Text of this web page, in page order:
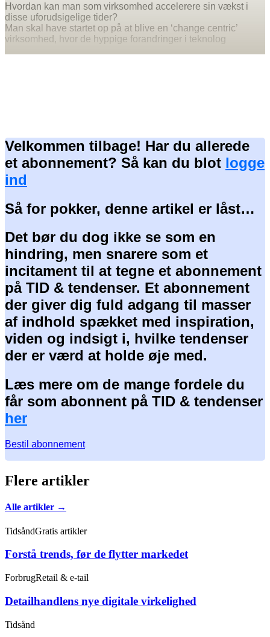
Hvordan kan man som virksomhed accelerere sin vækst i
disse uforudsigelige tider?
Man skal have startet op på at blive en ‘change centric’
virksomhed, hvor de hyppige forandringer i teknolog
Velkommen tilbage! Har du allerede
et abonnement? Så kan du blot logge
ind
Så for pokker, denne artikel er låst…
Det bør du dog ikke se som en
hindring, men snarere som et
incitament til at tegne et abonnement
på TID & tendenser. Et abonnement
der giver dig fuld adgang til masser
af indhold spækket med inspiration,
viden og indsigt i, hvilke tendenser
der er værd at holde øje med.
Læs mere om de mange fordele du
får som abonnent på TID & tendenser
her
Bestil abonnement
Flere artikler
Alle artikler →
TidsåndGratis artikler
Forstå trends, før de flytter markedet
ForbrugRetail & e-tail
Detailhandlens nye digitale virkelighed
Tidsånd